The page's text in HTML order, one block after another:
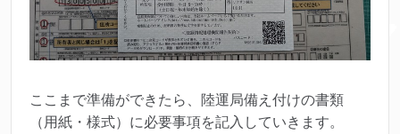
ここまで準備ができたら、陸運局備え付けの書類
（用紙・様式）に必要事項を記入していきます。